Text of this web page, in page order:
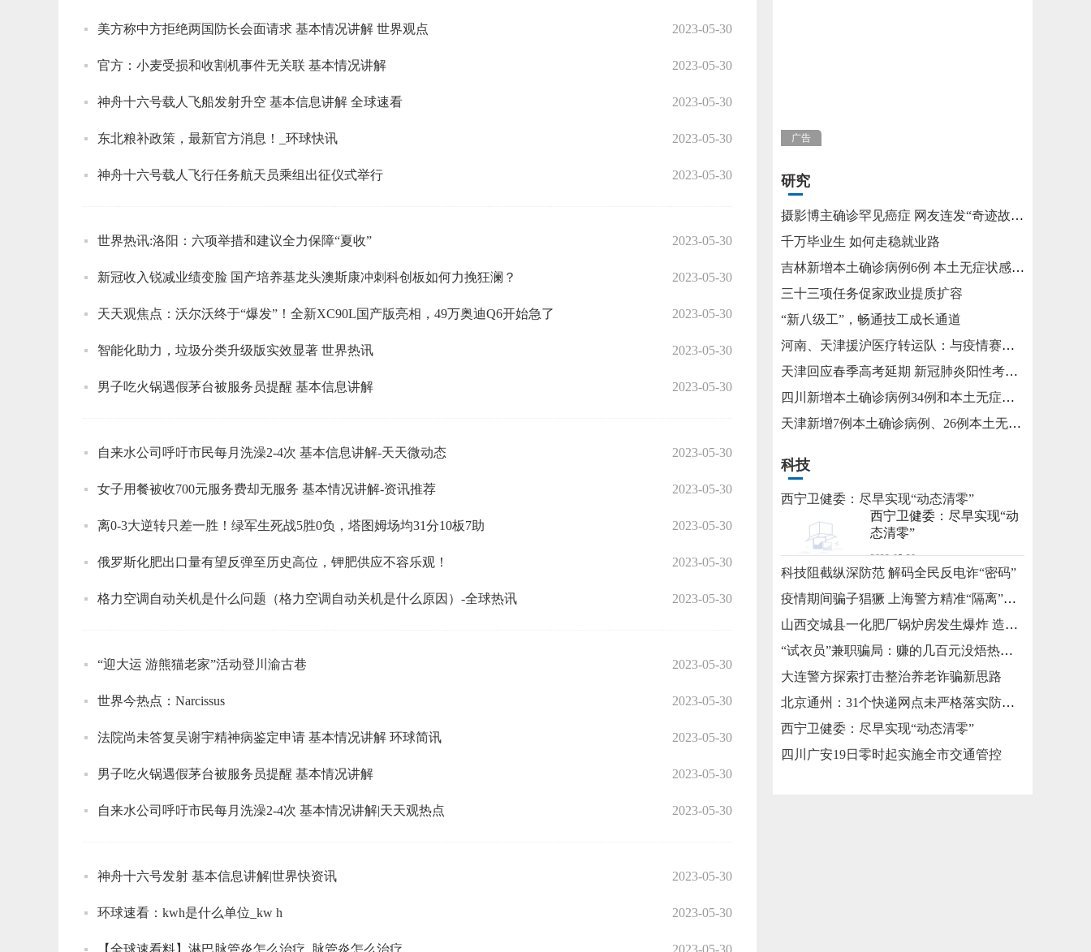
美方称中方拒绝两国防长会面请求 基本情况讲解 世界观点 2023-05-30
官方：小麦受损和收割机事件无关联 基本情况讲解 2023-05-30
神舟十六号载人飞船发射升空 基本信息讲解 全球速看 2023-05-30
东北粮补政策，最新官方消息！_环球快讯 2023-05-30
神舟十六号载人飞行任务航天员乘组出征仪式举行 2023-05-30
世界热讯:洛阳：六项举措和建议全力保障“夏收” 2023-05-30
新冠收入锐减业绩变脸 国产培养基龙头澳斯康冲刺科创板如何力挽狂澜？ 2023-05-30
天天观焦点：沃尔沃终于“爆发”！全新XC90L国产版亮相，49万奥迪Q6开始急了 2023-05-30
智能化助力，垃圾分类升级版实效显著 世界热讯 2023-05-30
男子吃火锅遇假茅台被服务员提醒 基本信息讲解 2023-05-30
自来水公司呼吁市民每月洗澡2-4次 基本信息讲解-天天微动态 2023-05-30
女子用餐被收700元服务费却无服务 基本情况讲解-资讯推荐 2023-05-30
离0-3大逆转只差一胜！绿军生死战5胜0负，塔图姆场均31分10板7助 2023-05-30
俄罗斯化肥出口量有望反弹至历史高位，钾肥供应不容乐观！ 2023-05-30
格力空调自动关机是什么问题（格力空调自动关机是什么原因）-全球热讯 2023-05-30
“迎大运 游熊猫老家”活动登川渝古巷 2023-05-30
世界今热点：Narcissus 2023-05-30
法院尚未答复吴谢宇精神病鉴定申请 基本情况讲解 环球简讯 2023-05-30
男子吃火锅遇假茅台被服务员提醒 基本情况讲解 2023-05-30
自来水公司呼吁市民每月洗澡2-4次 基本情况讲解|天天观热点 2023-05-30
神舟十六号发射 基本信息讲解|世界快资讯 2023-05-30
环球速看：kwh是什么单位_kw h 2023-05-30
【全球速看料】淋巴脉管炎怎么治疗_脉管炎怎么治疗 2023-05-30
广告
研究
摄影博主确诊罕见癌症 网友连发“奇迹故事”不允许他躺平
千万毕业生 如何走稳就业路
吉林新增本土确诊病例6例 本土无症状感染者15例
三十三项任务促家政业提质扩容
“新八级工”，畅通技工成长通道
河南、天津援沪医疗转运队：与疫情赛跑 为生命护航
天津回应春季高考延期 新冠肺炎阳性考生将在医院考试
四川新增本土确诊病例34例和本土无症状感染者115例
天津新增7例本土确诊病例、26例本土无症状感染者
科技
西宁卫健委：尽早实现“动态清零”
西宁卫健委：尽早实现“动
态清零”
2022-05-20
科技阻截纵深防范 解码全民反电诈“密码”
疫情期间骗子猖獗 上海警方精准“隔离”涉疫类诈骗
山西交城县一化肥厂锅炉房发生爆炸 造成3死2伤
“试衣员”兼职骗局：赚的几百元没焐热就被骗走几万元
大连警方探索打击整治养老诈骗新思路
北京通州：31个快递网点未严格落实防疫措施被责令整改
西宁卫健委：尽早实现“动态清零”
四川广安19日零时起实施全市交通管控